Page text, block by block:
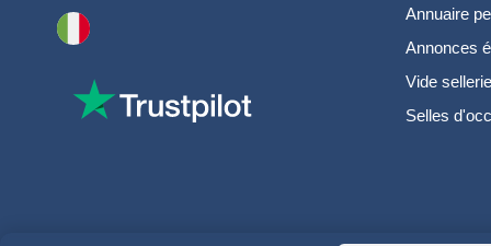
Annuaire
Annonces
Vide sellerie
Selles